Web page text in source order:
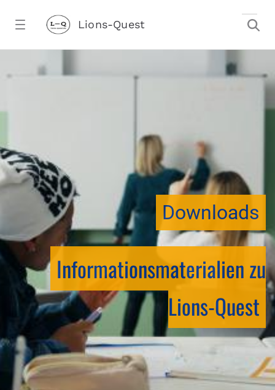
Lions-Quest
Downloads
Informationsmaterialien zu
Lions-Quest